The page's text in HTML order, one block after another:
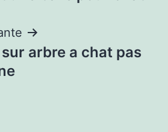
arbre a chat pas